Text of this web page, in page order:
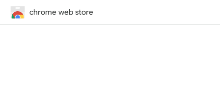
chrome web store